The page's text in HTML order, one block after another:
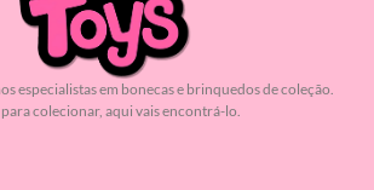
especialistas em bonecas e brinquedos de coleção.
para colecionar, aqui vais encontrá-lo.